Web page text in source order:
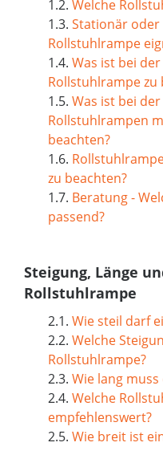
1.2. Welche
1.3. Stationär oder
Rollstuhlrampe
1.4. Was ist bei
Rollstuhlrampe zu
1.5. Was ist bei
Rollstuhlrampen
beachten?
1.6.
zu beachten?
1.7. Beratung -
passend?
Steigung, Länge
Rollstuhlrampe
2.1. Wie steil darf
2.2. Welche
Rollstuhlrampe?
2.3. Wie lang
2.4. Welche
empfehlenswert?
2.5. Wie breit ist